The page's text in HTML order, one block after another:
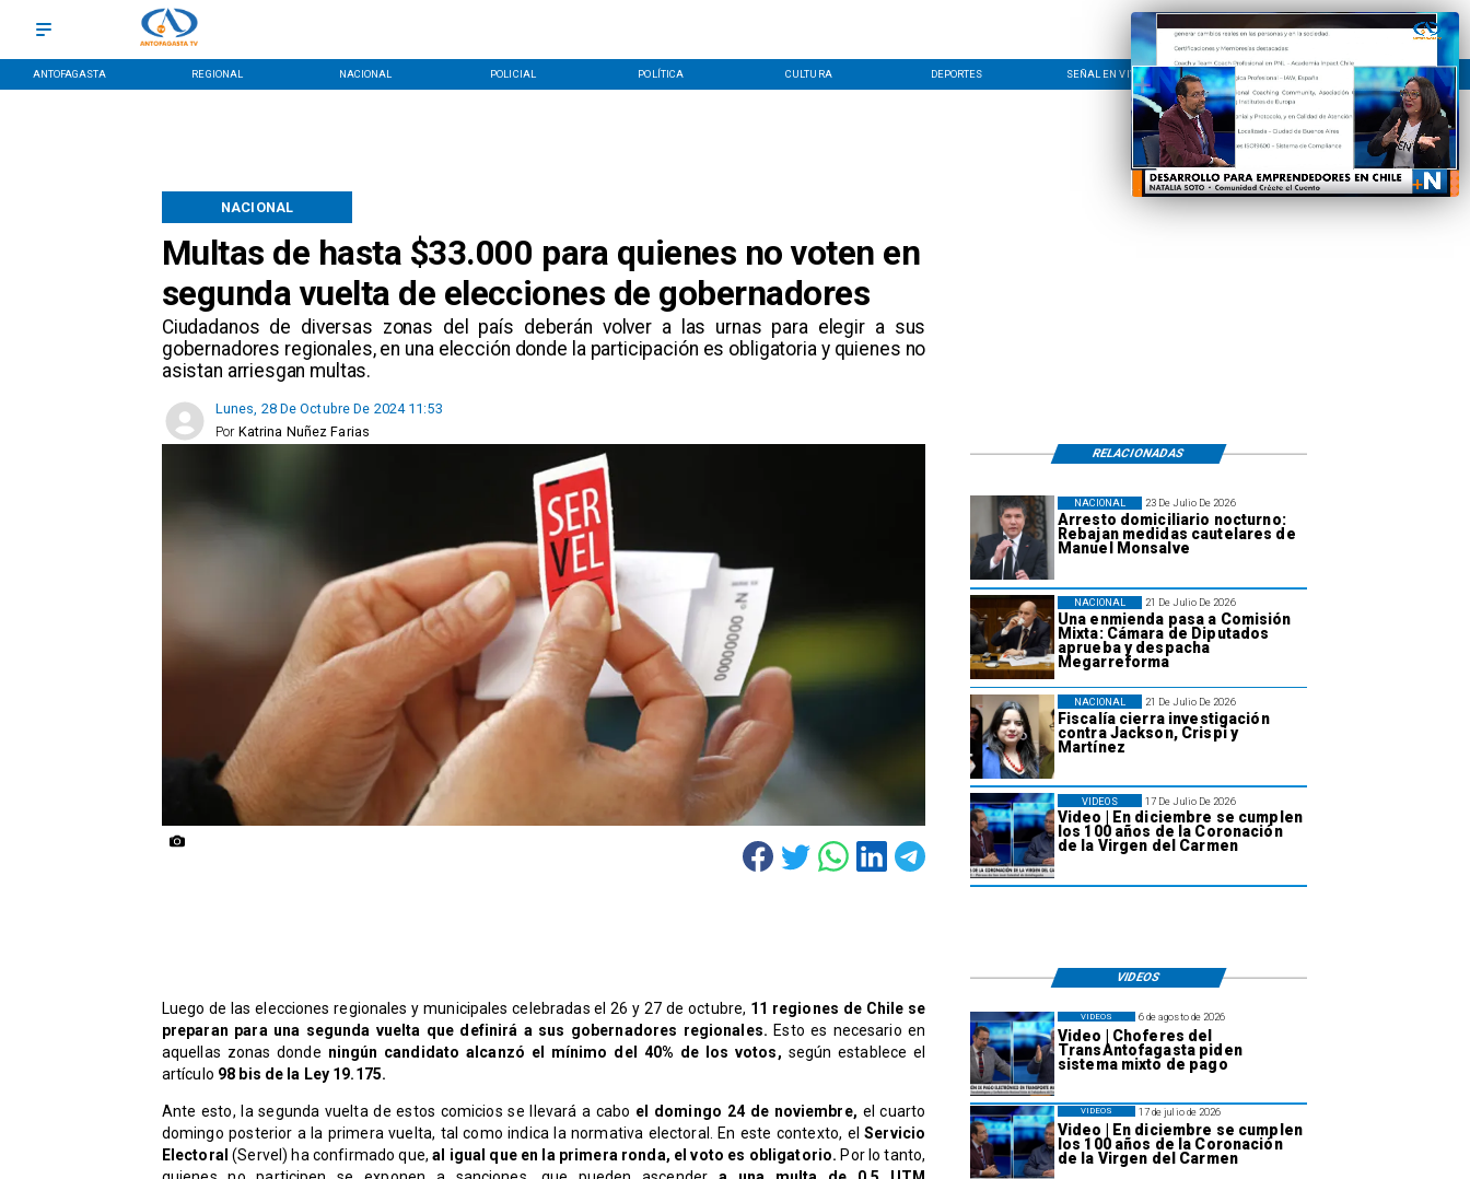
ANTOFAGASTA REGIONAL NACIONAL POLICIAL POLÍTICA CULTURA DEPORTES SEÑAL EN VIVO CONTACTO LÍNEA EDITORIAL
Multas de hasta $33.000 para quienes no voten en
segunda vuelta de elecciones de gobernadores
Ciudadanos de diversas zonas del país deberán volver a las urnas para elegir a sus
gobernadores regionales, en una elección donde la participación es obligatoria y quienes no
asistan arriesgan multas.
NACIONAL
Lunes, 28 De Octubre De 2024 11:53
Katrina Nuñez Farias
Por
23 De Julio De 2026
Arresto domiciliario nocturno:
Rebajan medidas cautelares de
Manuel Monsalve
NACIONAL
21 De Julio De 2026
Una enmienda pasa a Comisión
Mixta: Cámara de Diputados
aprueba y despacha
Megarreforma
NACIONAL
21 De Julio De 2026
Fiscalía cierra investigación
contra Jackson, Crispi y
Martínez
NACIONAL
17 De Julio De 2026
Video | En diciembre se cumplen
los 100 años de la Coronación
de la Virgen del Carmen
VIDEOS
RELACIONADAS
Luego de las elecciones regionales y municipales celebradas el 26 y 27 de octubre, 11 regiones de Chile se
preparan para una segunda vuelta que definirá a sus gobernadores regionales. Esto es necesario en
aquellas zonas donde ningún candidato alcanzó el mínimo del 40% de los votos, según establece el
artículo 98 bis de la Ley 19.175.
Ante esto, la segunda vuelta de estos comicios se llevará a cabo el domingo 24 de noviembre, el cuarto
domingo posterior a la primera vuelta, tal como indica la normativa electoral. En este contexto, elServicio
Electoral (Servel) ha confirmado que,al igual que en la primera ronda, el voto es obligatorio. Por lo tanto,
VIDEOS
6 de agosto de 2026
Video | Choferes del
TransAntofagasta piden
sistema mixto de pago
VIDEOS
17 de julio de 2026
Video | En diciembre se cumplen
los 100 años de la Coronación
de la Virgen del Carmen
VIDEOS